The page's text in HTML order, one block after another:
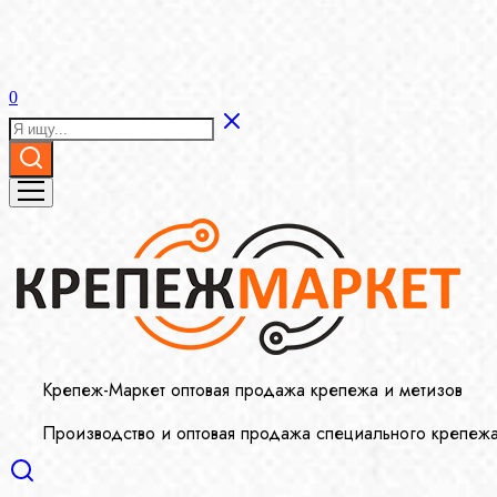
0
Крепеж-Маркет оптовая продажа крепежа и метизов
Производство и оптовая продажа специального